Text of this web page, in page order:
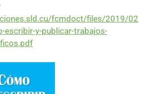
fcmdoct/files/2019/02
escribir-y-publicar-trabajos-